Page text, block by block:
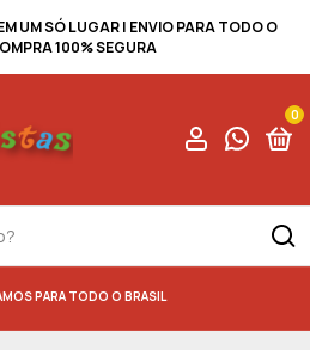
UM SÓ LUGAR | ENVIO PARA TODO O
100% SEGURA
0
PARA TODO O BRASIL